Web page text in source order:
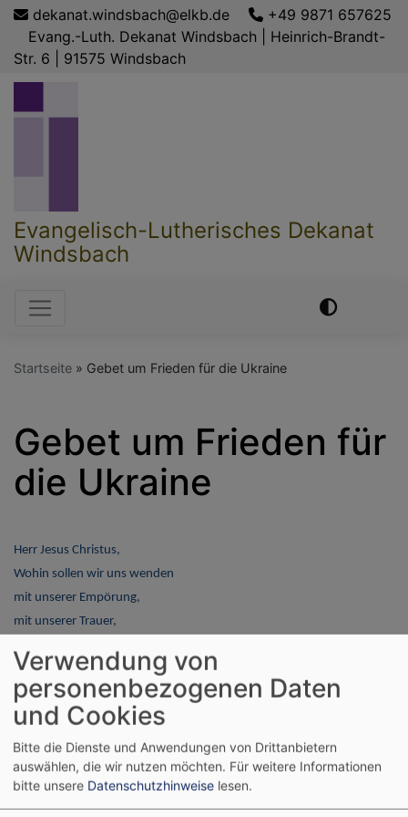
Direkt
Inhalt
dekanat.windsbach@elkb.de
+49 9871 657625
Evang.-Luth. Dekanat Windsbach | Heinrich-Brandt-
Str. 6 | 91575 Windsbach
Evangelisch-Lutherisches Dekanat
Windsbach
Hauptnavigation
Startseite Gebet um Frieden für die Ukraine
Gebet um Frieden für
die Ukraine
Herr Jesus Christus,
Wohin sollen wir uns wenden
mit unserer Empörung,
mit unserer Trauer,
angesichts der Konflikte, insbesondere zwischen Russland und der
Ukraine
die derzeit toben?
So viele Menschen,
die in Ruhe leben wollen,
Verwendung von
personenbezogenen Daten
und Cookies
Bitte die Dienste und Anwendungen von Drittanbietern
auswählen, die wir nutzen möchten. Für weitere Informationen
bitte unsere Datenschutzhinweise lesen.